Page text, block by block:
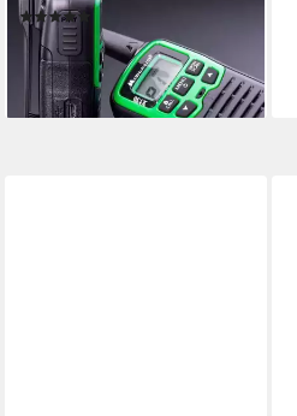
48,99 €
lieferbar - in 2-3 Werktagen bei dir